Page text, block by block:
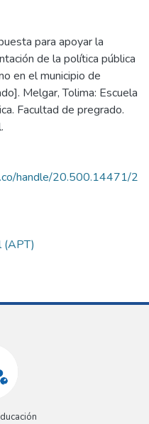
para apoyar la
de la política pública
en el municipio de
Melgar, Tolima: Escuela
Facultad de pregrado.
handle/20.500.14471/2
(APT)